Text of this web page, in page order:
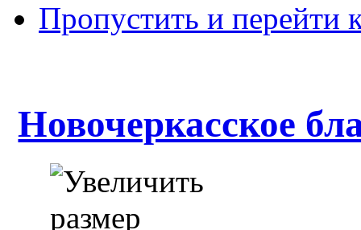
Пропустить и перейти
Новочеркасское